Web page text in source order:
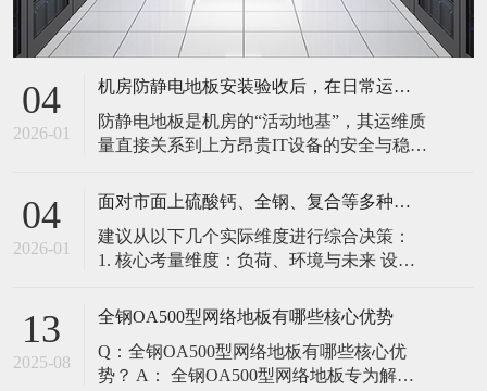
04
2026-01
机房防静电地板安装验收后，在日常运维中常常被忽视。请问，一套规范的、可操作的维护规程应包含哪些内容？有哪些“小问题”若不及时处理，会演变成“大故障”？
防静电地板是机房的“活动地基”，其运维质
量直接关系到上方昂贵IT设备的安全与稳
修，是保障其长期可靠的关键。 1. 建立分
由值班工程师执行）： 观： 巡检时观察地
面有无明显的水渍、油污或其它液体泼
04
2026-01
面对市面上硫酸钙、全钢、复合等多种类型的机房防静电地板，我们该如何科学选型？除了预算，更应该从哪些实际维度进行考量，以避免“过度配置”或“配置不足”？
建议从以下几个实际维度进行综合决策：
1. 核心考量维度：负荷、环境与未来 设备
您必须计算机房规划区域内最重设备的单
点载荷（通常指服务器机柜的支脚压
力）。 轻型机房（标准服务器/网络柜）：
单点载荷通常在1960N，主流的优质复合地
13
2025-08
全钢OA500型网络地板有哪些核心优势
Q：全钢OA500型网络地板有哪些核心优
势？ A： 全钢OA500型网络地板专为解决